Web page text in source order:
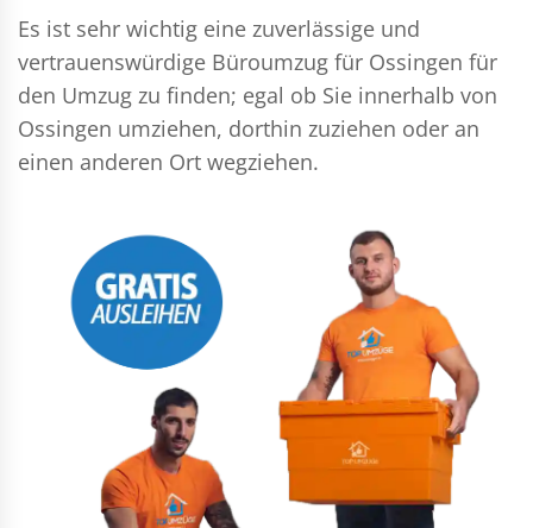
Es ist sehr wichtig eine zuverlässige und
vertrauenswürdige Büroumzug für Ossingen für
den Umzug zu finden; egal ob Sie innerhalb von
Ossingen umziehen, dorthin zuziehen oder an
einen anderen Ort wegziehen.